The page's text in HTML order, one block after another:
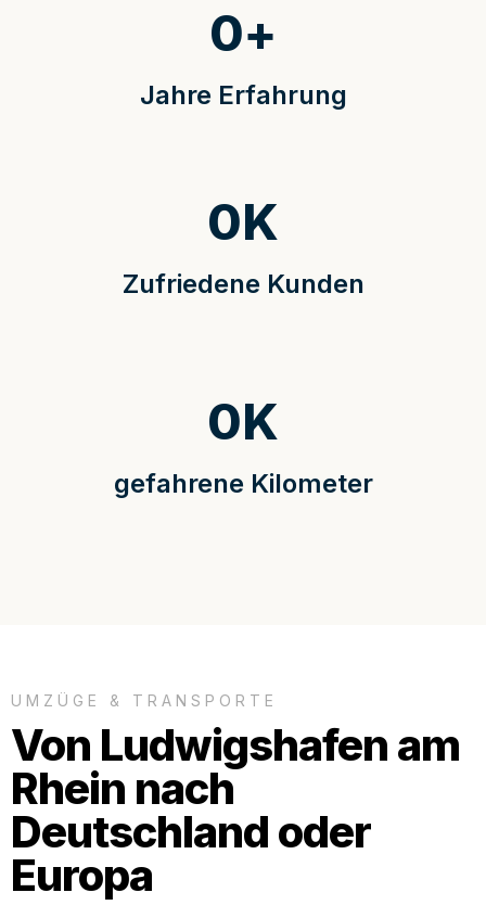
Jahre Erfahrung
0+
Zufriedene Kunden
0K
gefahrene Kilometer
0K
UMZÜGE & TRANSPORTE
Von Ludwigshafen am
Rhein nach
Deutschland oder
Europa